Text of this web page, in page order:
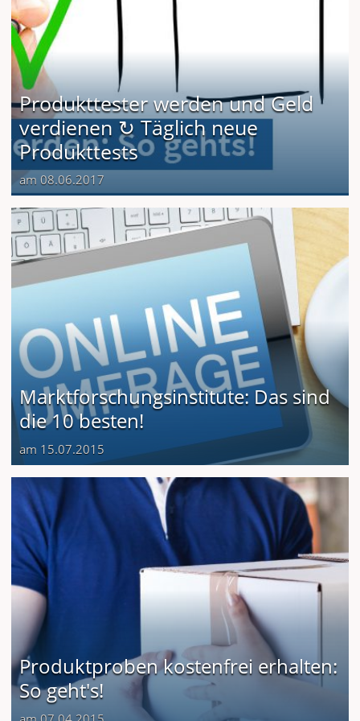
Produkttester werden und Geld
verdienen ↻ Täglich neue
Produkttests
am 08.06.2017
Marktforschungsinstitute: Das sind
die 10 besten!
am 15.07.2015
Produktproben kostenfrei erhalten:
So geht's!